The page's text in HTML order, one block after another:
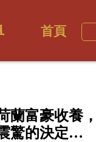
首頁
蘭富豪收養
驚的決定…